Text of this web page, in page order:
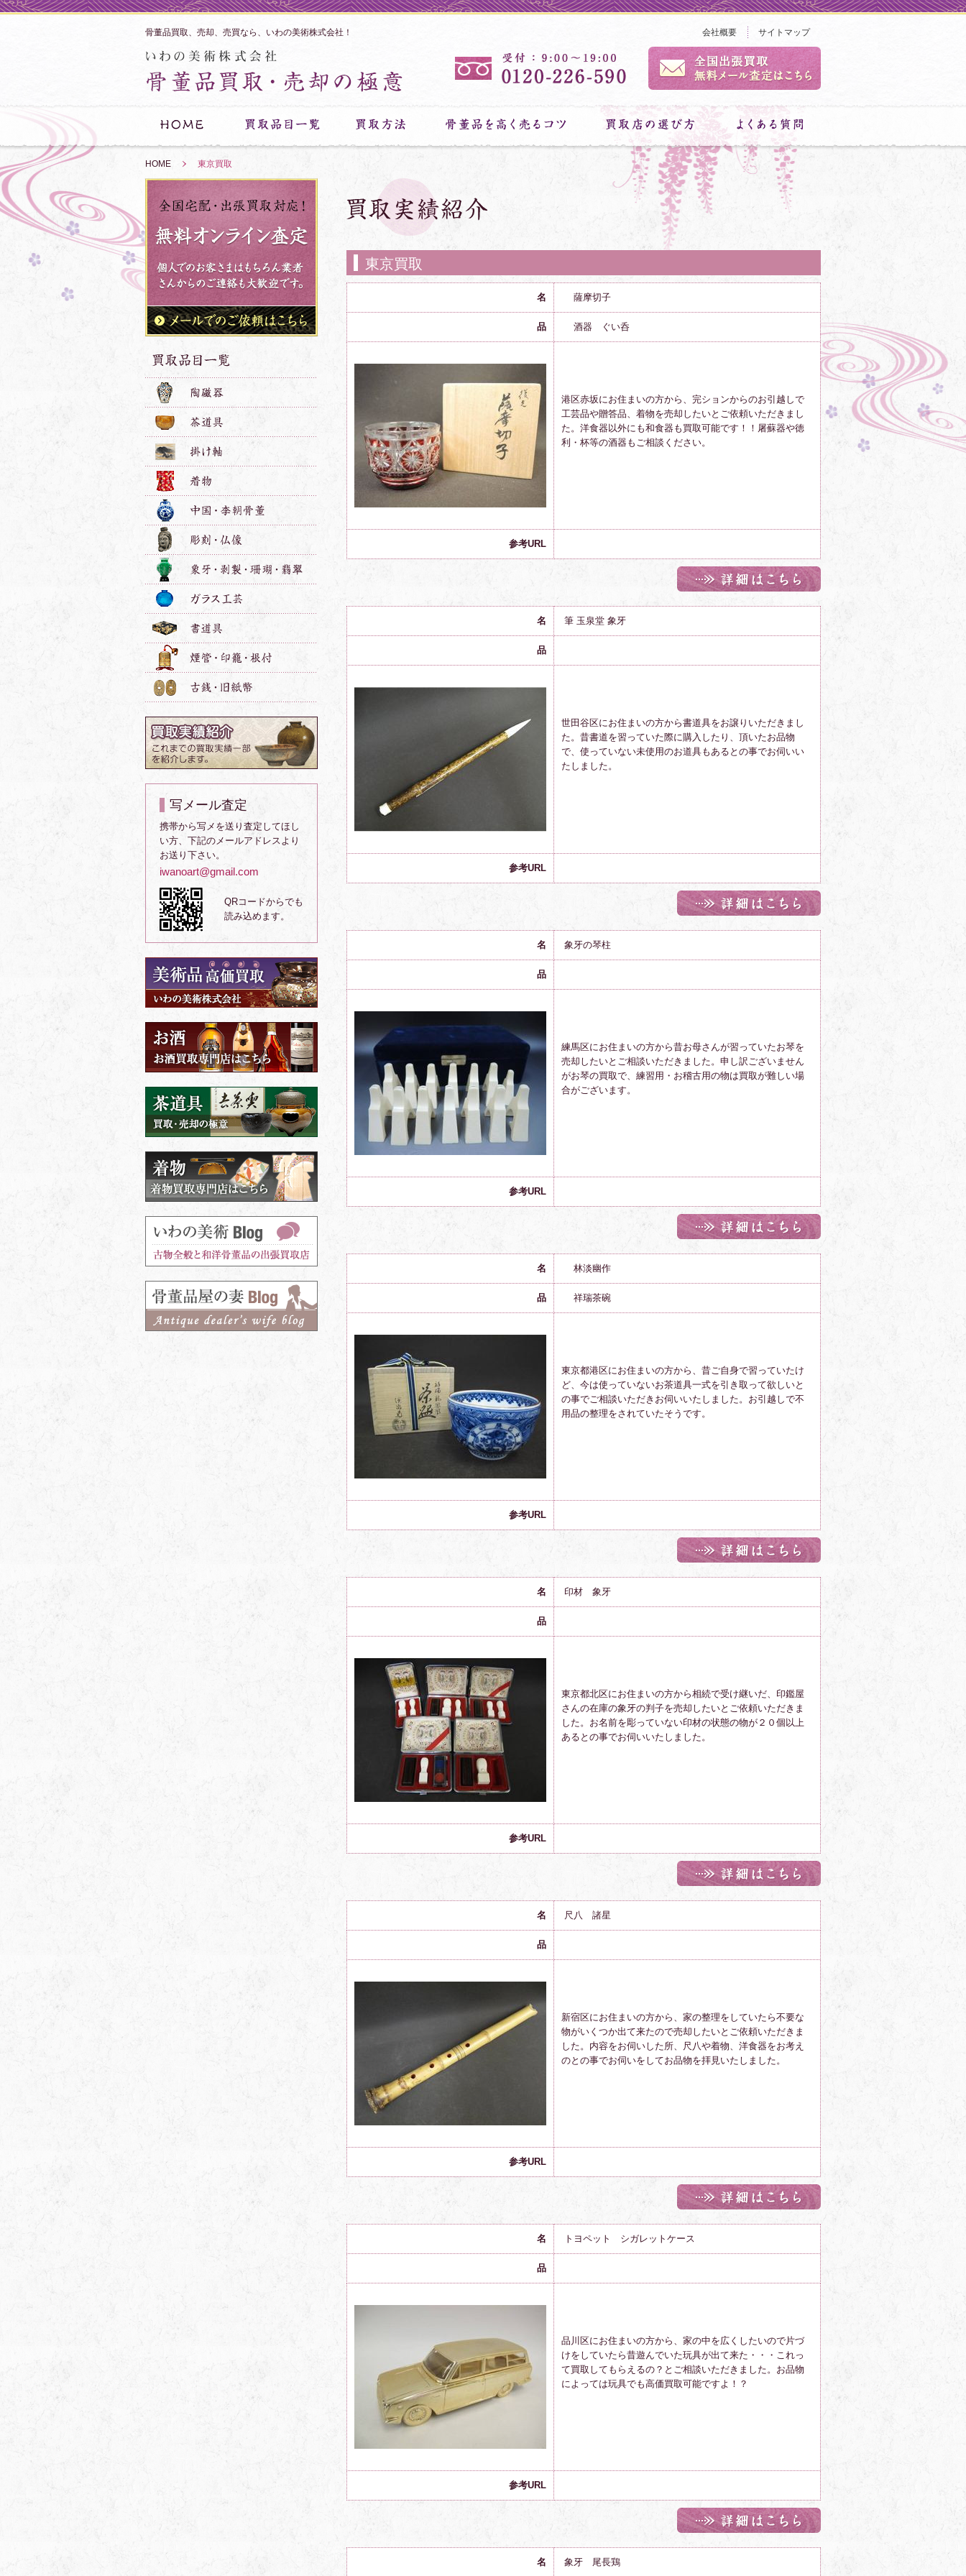
骨董品買取、売却、売買なら、いわの美術株式会社！ 会社概要 サイトマップ
HOME 東京買取
東京買取
名 薩摩切子
品 酒器 ぐい呑
港区赤坂にお住まいの方から、完ションからのお引越しで
工芸品や贈答品、着物を売却したいとご依頼いただきまし
た。洋食器以外にも和食器も買取可能です！！屠蘇器や徳
利・杯等の酒器もご相談ください。
参考URL
名 筆 玉泉堂 象牙
品
世田谷区にお住まいの方から書道具をお譲りいただきまし
た。昔書道を習っていた際に購入したり、頂いたお品物
で、 使っていない未使用のお道具もあるとの事でお伺いい
たしました。
参考URL
名 象牙の琴柱
品
練馬区にお住まいの方から昔お母さんが習っていたお琴を
売却したいとご相談いただきました。申し訳ございません
がお琴の買取で、練習用 ・お稽古用の物は買取が難しい場
合がございます。
参考URL
名 林淡幽作
品 祥瑞茶碗
東京都港区にお住まいの方から、昔ご自身で習っていたけ
ど、今は使っていないお茶道具一式を引き取って欲しいと
の事でご相談いただきお伺いいたしました。お引越しで不
用品の整理をされていたそうです。
参考URL
名 印材 象牙
品
東京都北区にお住まいの方から相続で受け継いだ、印鑑屋
さんの在庫の象牙の判子を売却したいとご依頼いただきま
した。お名前を彫っていない印材の状態の物が２０個以上
あるとの事でお伺いいたしました。
参考URL
名 尺八 諸星
品
新宿区にお住まいの方から、家の整理をしていたら不要な
物がいくつか出て来たので売却したいとご依頼いただきま
した。内容をお伺いした所、尺八や着物、洋食器をお考え
のとの事でお伺いをしてお品物を拝見いたしました。
参考URL
名 トヨペット シガレットケース
品
品川区にお住まいの方から、家の中を広くしたいので片づ
けをしていたら昔遊んでいた玩具が出て来た・・・これっ
て買取してもらえるの？とご相談いただき ました。 お品物
によっては玩具でも高価買取可能ですよ！？
参考URL
名 象牙 尾長鶏
写メール査定
携帯から写メを送り査定してほし
い方、下記のメールアドレスより
お送り下さい。
iwanoart@gmail.com
QRコードからでも
読み込めます。